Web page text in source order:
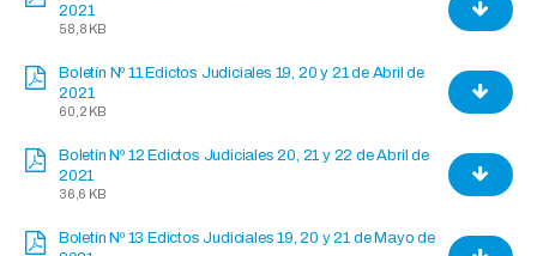
2021
58,8 KB
Boletín Nº 11 Edictos Judiciales 19, 20 y 21 de Abril de
2021
60,2 KB
Boletín Nº 12 Edictos Judiciales 20, 21 y 22 de Abril de
2021
36,6 KB
Boletín Nº 13 Edictos Judiciales 19, 20 y 21 de Mayo de